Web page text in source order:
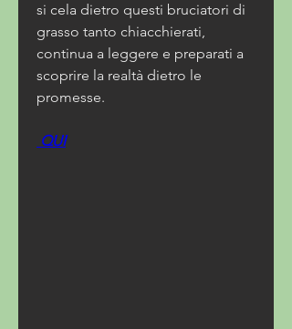
si cela dietro questi bruciatori di
grasso tanto chiacchierati,
continua a leggere e preparati a
scoprire la realtà dietro le
promesse.
QUI